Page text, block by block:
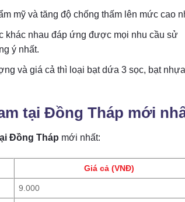
mỹ và tăng độ chống thấm lên mức cao
khác nhau đáp ứng được mọi nhu cầu sử
ý nhất.
và giá cả thì loại bạt dứa 3 sọc, bạt nhựa
tại Đồng Tháp mới
Đồng Tháp mới nhất:
Giá cả (VNĐ)
9.000